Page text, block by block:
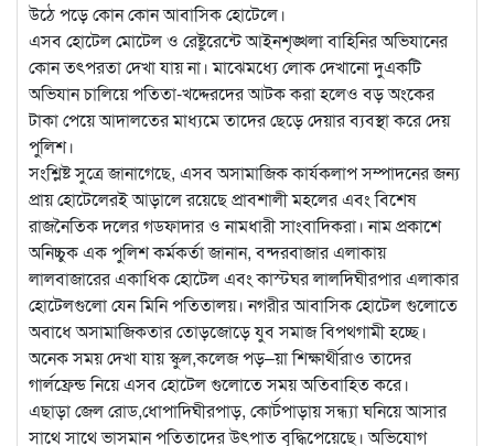
উঠে পড়ে কোন কোন আবাসিক হোটেলে।
এসব হোটেল মোটেল ও রেষ্টুরেন্টে আইনশৃঙ্খলা বাহিনির অভিযানের
কোন তৎপরতা দেখা যায় না। মাঝেমধ্যে লোক দেখানো দুএকটি
অভিযান চালিয়ে পতিতা-খদ্দেরদের আটক করা হলেও বড় অংকের
টাকা পেয়ে আদালতের মাধ্যমে তাদের ছেড়ে দেয়ার ব্যবস্থা করে দেয়
পুলিশ।
সংশ্লিষ্ট সুত্রে জানাগেছে, এসব অসামাজিক কার্যকলাপ সম্পাদনের জন্য
প্রায় হোটেলেরই আড়ালে রয়েছে প্রাবশালী মহলের এবং বিশেষ
রাজনৈতিক দলের গডফাদার ও নামধারী সাংবাদিকরা। নাম প্রকাশে
অনিচ্চুক এক পুলিশ কর্মকর্তা জানান, বন্দরবাজার এলাকায়
লালবাজারের একাধিক হোটেল এবং কাস্টঘর লালদিঘীরপার এলাকার
হোটেলগুলো যেন মিনি পতিতালয়। নগরীর আবাসিক হোটেল গুলোতে
অবাধে অসামাজিকতার তোড়জোড়ে যুব সমাজ বিপথগামী হচ্ছে।
অনেক সময় দেখা যায় স্কুল,কলেজ পড়–য়া শিক্ষার্থীরাও তাদের
গার্লফ্রেন্ড নিয়ে এসব হোটেল গুলোতে সময় অতিবাহিত করে।
এছাড়া জেল রোড,ধোপাদিঘীরপাড়, কোর্টপাড়ায় সন্ধ্যা ঘনিয়ে আসার
সাথে সাথে ভাসমান পতিতাদের উৎপাত বৃদ্ধিপেয়েছে। অভিযোগ